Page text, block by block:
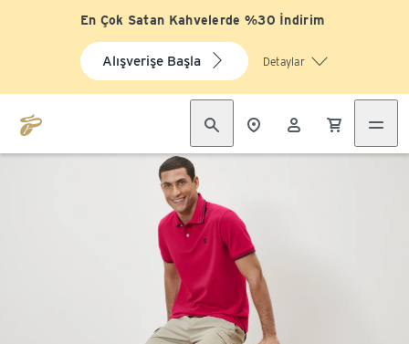
En Çok Satan Kahvelerde %30 İndirim
Alışverişe Başla Detaylar